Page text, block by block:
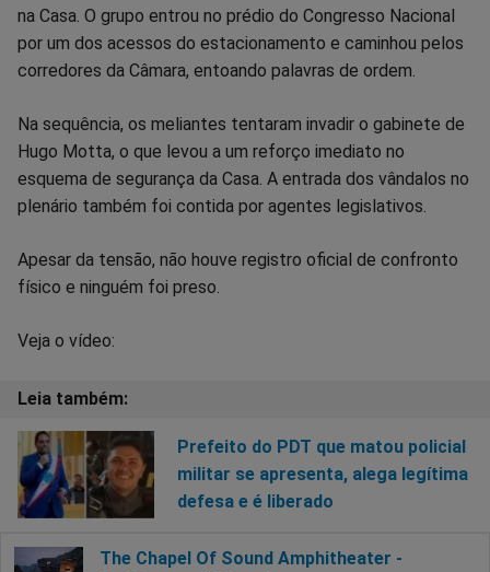
na Casa. O grupo entrou no prédio do Congresso Nacional
por um dos acessos do estacionamento e caminhou pelos
corredores da Câmara, entoando palavras de ordem.
Na sequência, os meliantes tentaram invadir o gabinete de
Hugo Motta, o que levou a um reforço imediato no
esquema de segurança da Casa. A entrada dos vândalos no
plenário também foi contida por agentes legislativos.
Apesar da tensão, não houve registro oficial de confronto
físico e ninguém foi preso.
Veja o vídeo:
Prefeito do PDT que matou policial
militar se apresenta, alega legítima
defesa e é liberado